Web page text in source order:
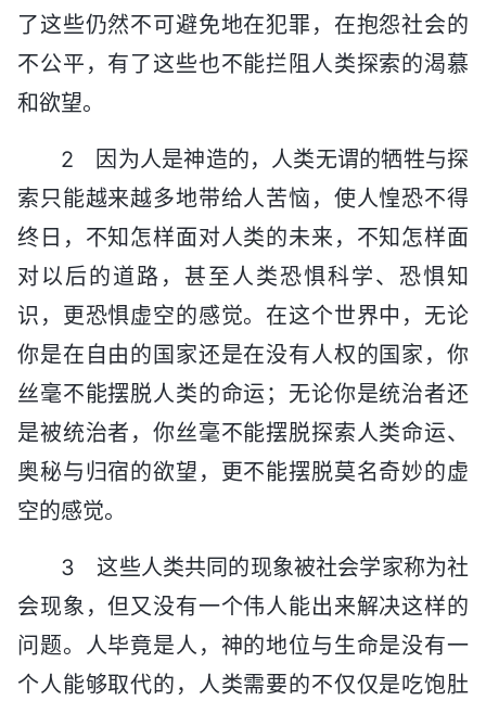
了这些仍然不可避免地在犯罪，在抱怨社会的
不公平，有了这些也不能拦阻人类探索的渴慕
和欲望。
2 因为人是神造的，人类无谓的牺牲与探
索只能越来越多地带给人苦恼，使人惶恐不得
终日，不知怎样面对人类的未来，不知怎样面
对以后的道路，甚至人类恐惧科学、恐惧知
识，更恐惧虚空的感觉。在这个世界中，无论
你是在自由的国家还是在没有人权的国家，你
丝毫不能摆脱人类的命运；无论你是统治者还
是被统治者，你丝毫不能摆脱探索人类命运、
奥秘与归宿的欲望，更不能摆脱莫名奇妙的虚
空的感觉。
3 这些人类共同的现象被社会学家称为社
会现象，但又没有一个伟人能出来解决这样的
问题。人毕竟是人，神的地位与生命是没有一
个人能够取代的，人类需要的不仅仅是吃饱肚